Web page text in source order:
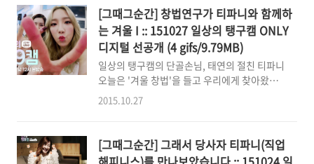
환호성 쩌는, 푸쳐핸섭하며 응원하는 1등탱빠,
간호사 코스튬을 입고오신 이 분을 퇴근길에서
라도 보고 싶었다오!! (엘베)문이 열리네요. 그
대가 들어오............................................. O-
[그때그순간] 창법연구가 티파니와 함께하
는 겨울 I :: 151027 일상의 탱구캠 ONLY
디지털 선공개 (4 gifs/9.79MB)
일상의 탱구캠의 단골손님, 태연의 절친 티파니
오늘은 '겨울 창법'을 들고 우리에게 찾아왔네
요. ^^ The Weeknd - Can`t Feel My Face
로 노래를 부르는데요. 보컬이 icy하다는 파니
의 평은 참 '창의적이다'라는 생각이 듭니다. ^^
2015.10.27
[그때그순간] 그래서 당사자 티파니(직업